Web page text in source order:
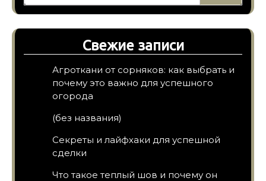
Свежие записи
Агроткани от сорняков: как выбрать и
почему это важно для успешного
огорода
(без названия)
Секреты и лайфхаки для успешной
сделки
Что такое теплый шов и почему он